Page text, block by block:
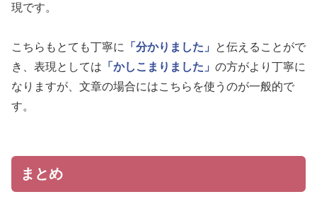
現です。
こちらもとても丁寧に 「分かりました」
と伝えることがで
き、表現としては 「かしこまりました」 の方がより丁寧に
なりますが、文章の場合にはこちらを使うのが一般的で
す。
まとめ